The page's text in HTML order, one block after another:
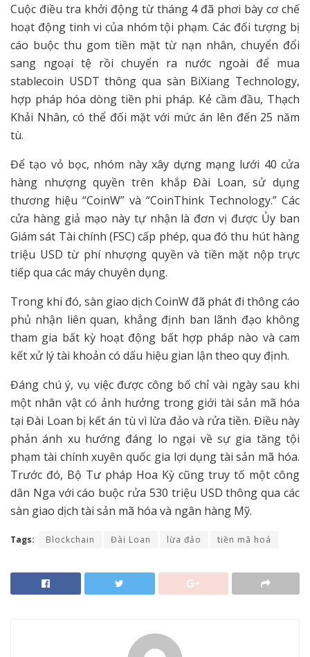
Cuộc điều tra khởi động từ tháng 4 đã phơi bày cơ chế
hoạt động tinh vi của nhóm tội phạm. Các đối tượng bị
cáo buộc thu gom tiền mặt từ nạn nhân, chuyển đổi
sang ngoại tệ rồi chuyển ra nước ngoài để mua
stablecoin USDT thông qua sàn BiXiang Technology,
hợp pháp hóa dòng tiền phi pháp. Kẻ cầm đầu, Thạch
Khải Nhân, có thể đối mặt với mức án lên đến 25 năm
tù.
Để tạo vỏ bọc, nhóm này xây dựng mạng lưới 40 cửa
hàng nhượng quyền trên khắp Đài Loan, sử dụng
thương hiệu “CoinW” và “CoinThink Technology.” Các
cửa hàng giả mạo này tự nhận là đơn vị được Ủy ban
Giám sát Tài chính (FSC) cấp phép, qua đó thu hút hàng
triệu USD từ phí nhượng quyền và tiền mặt nộp trực
tiếp qua các máy chuyên dụng.
Trong khi đó, sàn giao dịch CoinW đã phát đi thông cáo
phủ nhận liên quan, khẳng định ban lãnh đạo không
tham gia bất kỳ hoạt động bất hợp pháp nào và cam
kết xử lý tài khoản có dấu hiệu gian lận theo quy định.
Đáng chú ý, vụ việc được công bố chỉ vài ngày sau khi
một nhân vật có ảnh hưởng trong giới tài sản mã hóa
tại Đài Loan bị kết án tù vì lừa đảo và rửa tiền. Điều này
phản ánh xu hướng đáng lo ngại về sự gia tăng tội
phạm tài chính xuyên quốc gia lợi dụng tài sản mã hóa.
Trước đó, Bộ Tư pháp Hoa Kỳ cũng truy tố một công
dân Nga với cáo buộc rửa 530 triệu USD thông qua các
sàn giao dịch tài sản mã hóa và ngân hàng Mỹ.
Tags: Blockchain Đài Loan lừa đảo tiền mã hoá